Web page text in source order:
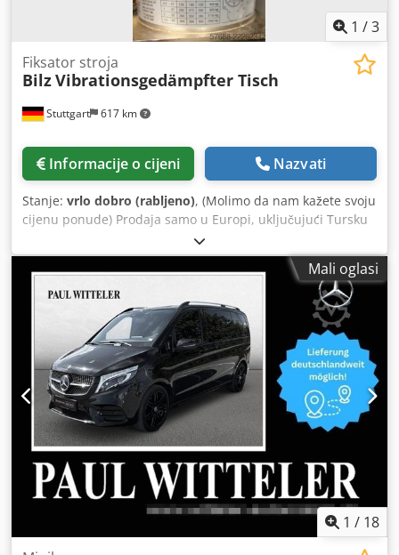
1 /3
Stuttgart 617 km
Fiksator stroja
BilzVibrationsgedämpfter Tisch
Informacije o cijeni Nazvati
Stanje: vrlo dobro (rabljeno), (Molimo da nam kažete svoju
cijenu ponude) Prodaja samo u Europi, uključujući Tursku
Cijena bez pakiranja; Uvjet isporuke: FCA (lokacija stroja)
===== Za tehničke podatke pogledajte brošuru. Sva prava
na jamstvo su isključena. Radi točnosti tehničkih podataka
i godine proizvodnje, za kompletnost pribora i alatne
opreme, Ne preuzimamo nikakvu odgovornost za
poštivanje svih zahtjeva sigurnosti i zaštite okoliša
navedenih u propisima o sprječavanju nesreća. Nema
prodaje privatnim osobama. Prodaja samo unutar Europe,
uključujući Tursku Cijena bez pakiranja; Uvjet isporuke:
FCA (lokacija stroja) ===== Tehničke podatke pogledajte u
prilogu. njemački tekst vodeći jezik. Bez ikakvog jamstva,
uključujući kompletnost alata i pribora, kao i ekološke i
sigurnosne propise. Nema privatne prodaje. Crodpfx
Aszipwhoc Tsf
Mali oglasi
1 / 18